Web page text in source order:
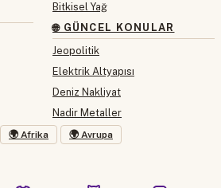
Bitkisel Yağ
🌐 GÜNCEL KONULAR
Jeopolitik
Elektrik Altyapısı
Deniz Nakliyat
Nadir Metaller
🌍 Afrika 🌍 Avrupa